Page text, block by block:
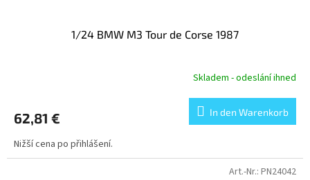
1/24 BMW M3 Tour de Corse 1987
Skladem - odeslání ihned
62,81 € In den Warenkorb
Nižší cena po přihlášení.
Art.-Nr.: PN24042